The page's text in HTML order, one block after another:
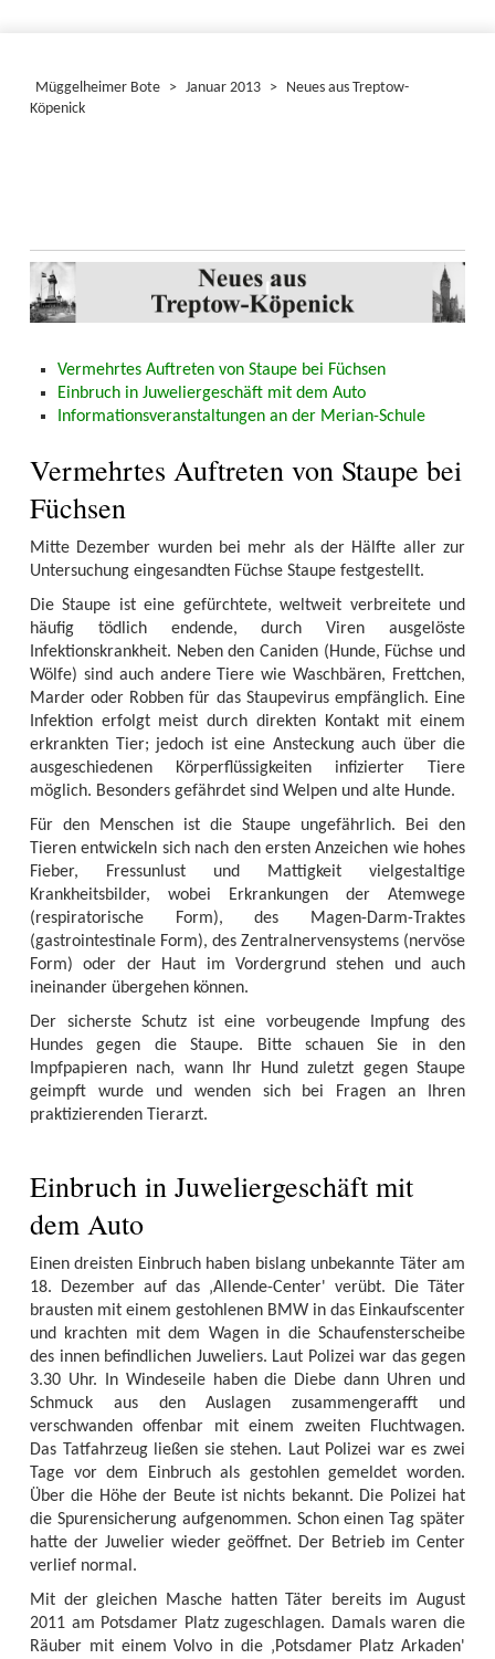
Müggelheimer Bote > Januar 2013 > Neues aus Treptow-
Köpenick
Vermehrtes Auftreten von Staupe bei Füchsen
Einbruch in Juweliergeschäft mit dem Auto
Informationsveranstaltungen an der Merian-Schule
Vermehrtes Auftreten von Staupe bei
Füchsen
Mitte Dezember wurden bei mehr als der Hälfte aller zur
Untersuchung eingesandten Füchse Staupe festgestellt.
Die Staupe ist eine gefürchtete, weltweit verbreitete und
häufig tödlich endende, durch Viren ausgelöste
Infektionskrankheit. Neben den Caniden (Hunde, Füchse und
Wölfe) sind auch andere Tiere wie Waschbären, Frettchen,
Marder oder Robben für das Staupevirus empfänglich. Eine
Infektion erfolgt meist durch direkten Kontakt mit einem
erkrankten Tier; jedoch ist eine Ansteckung auch über die
ausgeschiedenen Körperflüssigkeiten infizierter Tiere
möglich. Besonders gefährdet sind Welpen und alte Hunde.
Für den Menschen ist die Staupe ungefährlich. Bei den
Tieren entwickeln sich nach den ersten Anzeichen wie hohes
Fieber, Fressunlust und Mattigkeit vielgestaltige
Krankheitsbilder, wobei Erkrankungen der Atemwege
(respiratorische Form), des Magen-Darm-Traktes
(gastrointestinale Form), des Zentralnervensystems (nervöse
Form) oder der Haut im Vordergrund stehen und auch
ineinander übergehen können.
Der sicherste Schutz ist eine vorbeugende Impfung des
Hundes gegen die Staupe. Bitte schauen Sie in den
Impfpapieren nach, wann Ihr Hund zuletzt gegen Staupe
geimpft wurde und wenden sich bei Fragen an Ihren
praktizierenden Tierarzt.
Einbruch in Juweliergeschäft mit
dem Auto
Einen dreisten Einbruch haben bislang unbekannte Täter am
18. Dezember auf das ‚Allende-Center' verübt. Die Täter
brausten mit einem gestohlenen BMW in das Einkaufscenter
und krachten mit dem Wagen in die Schaufensterscheibe
des innen befindlichen Juweliers. Laut Polizei war das gegen
3.30 Uhr. In Windeseile haben die Diebe dann Uhren und
Schmuck aus den Auslagen zusammengerafft und
verschwanden offenbar mit einem zweiten Fluchtwagen.
Das Tatfahrzeug ließen sie stehen. Laut Polizei war es zwei
Tage vor dem Einbruch als gestohlen gemeldet worden.
Über die Höhe der Beute ist nichts bekannt. Die Polizei hat
die Spurensicherung aufgenommen. Schon einen Tag später
hatte der Juwelier wieder geöffnet. Der Betrieb im Center
verlief normal.
Mit der gleichen Masche hatten Täter bereits im August
2011 am Potsdamer Platz zugeschlagen. Damals waren die
Räuber mit einem Volvo in die ‚Potsdamer Platz Arkaden'